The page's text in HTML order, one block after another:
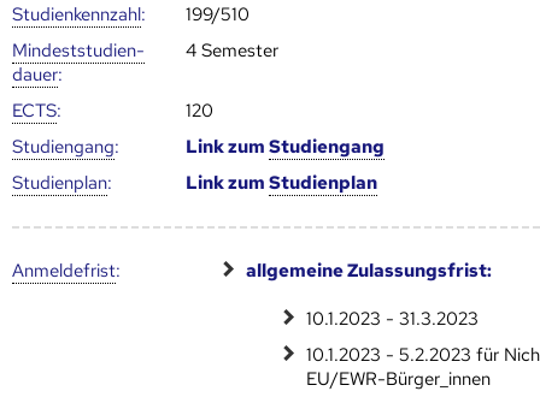
Studien­kenn­zahl:
199/510
Mindest­studien­
dauer:
4 Semester
ECTS:
120
Studien­gang: Link zumStudien­gang
Studien­plan: Link zumStudien­plan
Anmelde­frist: allgemeine Zulassungsfrist:
10.1.2023 - 31.3.2023
10.1.2023 - 5.2.2023 für
EU/EWR-Bürger_innen